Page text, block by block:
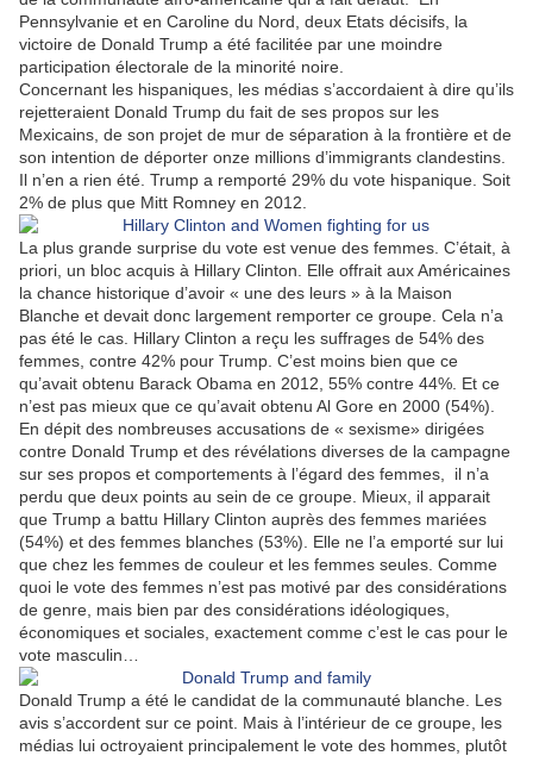
Pennsylvanie et en Caroline du Nord, deux Etats décisifs, la
victoire de Donald Trump a été facilitée par une moindre
participation électorale de la minorité noire.
Concernant les hispaniques, les médias s’accordaient à dire qu’ils
rejetteraient Donald Trump du fait de ses propos sur les
Mexicains, de son projet de mur de séparation à la frontière et de
son intention de déporter onze millions d’immigrants clandestins.
Il n’en a rien été. Trump a remporté 29% du vote hispanique. Soit
2% de plus que Mitt Romney en 2012.
La plus grande surprise du vote est venue des femmes. C’était, à
priori, un bloc acquis à Hillary Clinton. Elle offrait aux Américaines
la chance historique d’avoir « une des leurs » à la Maison
Blanche et devait donc largement remporter ce groupe. Cela n’a
pas été le cas. Hillary Clinton a reçu les suffrages de 54% des
femmes, contre 42% pour Trump. C’est moins bien que ce
qu’avait obtenu Barack Obama en 2012, 55% contre 44%. Et ce
n’est pas mieux que ce qu’avait obtenu Al Gore en 2000 (54%).
En dépit des nombreuses accusations de « sexisme» dirigées
contre Donald Trump et des révélations diverses de la campagne
sur ses propos et comportements à l’égard des femmes,
il n’a
perdu que deux points au sein de ce groupe. Mieux, il apparait
que Trump a battu Hillary Clinton auprès des femmes mariées
(54%) et des femmes blanches (53%). Elle ne l’a emporté sur lui
que chez les femmes de couleur et les femmes seules. Comme
quoi le vote des femmes n’est pas motivé par des considérations
de genre, mais bien par des considérations idéologiques,
économiques et sociales, exactement comme c’est le cas pour le
vote masculin…
Donald Trump a été le candidat de la communauté blanche. Les
avis s’accordent sur ce point. Mais à l’intérieur de ce groupe, les
médias lui octroyaient principalement le vote des hommes, plutôt